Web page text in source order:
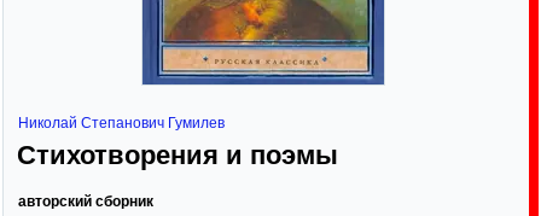
Николай Степанович Гумилев
Стихотворения и поэмы
авторский сборник